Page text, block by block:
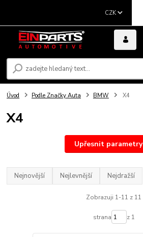
CZK
Úvod Podle Značky Auta BMW X4
X4
Upřesnit parametry
Nejnovější Nejlevnější Nejdražší
Zobrazuji 1-11 z 11
strana z 1